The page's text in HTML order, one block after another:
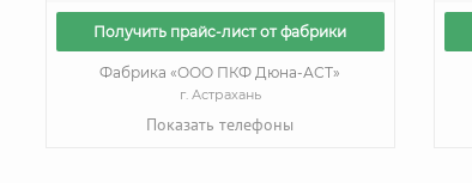
Получить прайс-лист от фабрики
Фабрика «ООО ПКФ Дюна-АСТ»
г. Астрахань
Показать телефоны